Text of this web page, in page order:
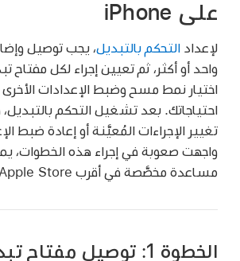
على iPhone
لإعداد التحكم بالتبديل، يجب توصيل
واحد أو أكثر، ثم تعيين إجراء لكل مفتاح
اختيار نمط مسح وضبط الإعدادات
احتياجاتك. بعد تشغيل التحكم بالتبديل،
تغيير الإجراءات المُعيَّنة أو إعادة ضبط
واجهت صعوبة في إجراء هذه الخطوات،
مساعدة مخصَّصة في أقرب Apple Store لك.
الخطوة 1: توصيل مفتاح